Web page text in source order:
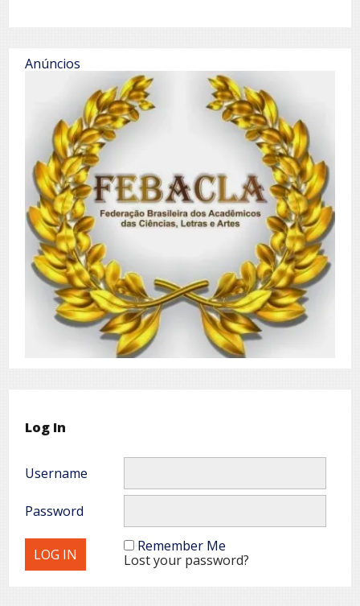
Anúncios
Log In
Username
Password
Remember Me
Lost your password?